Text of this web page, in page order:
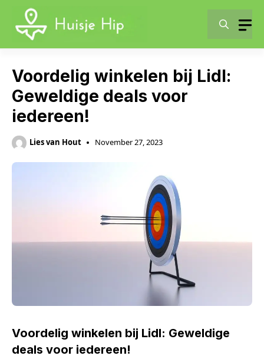
content
Voordelig winkelen bij Lidl:
Geweldige deals voor
iedereen!
Lies van Hout November 27, 2023
Voordelig winkelen bij Lidl: Geweldige
deals voor iedereen!